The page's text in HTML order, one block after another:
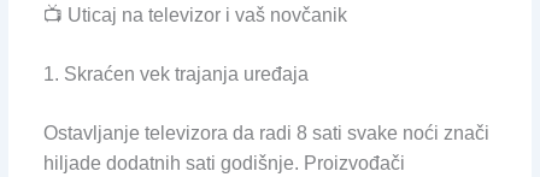
📺 Uticaj na televizor i vaš novčanik
1. Skraćen vek trajanja uređaja
Ostavljanje televizora da radi 8 sati svake noći znači
hiljade dodatnih sati godišnje. Proizvođači